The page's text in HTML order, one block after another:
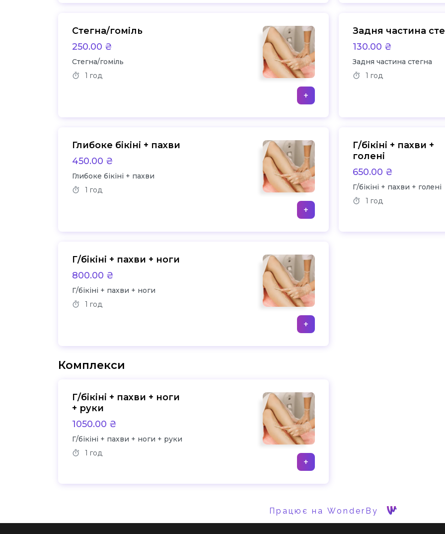
Стегна/гоміль
250.00 ₴
Стегна/гоміль
1 год
+
Задня частина
130.00 ₴
Задня частина стегна
1 год
Глибоке бікіні + пахви
450.00 ₴
Глибоке бікіні + пахви
1 год
+
Г/бікіні + пахви +
голені
650.00 ₴
Г/бікіні + пахви + голені
1 год
Г/бікіні + пахви + ноги
800.00 ₴
Г/бікіні + пахви + ноги
1 год
+
Комплекси
Г/бікіні + пахви + ноги
+ руки
1050.00 ₴
Г/бікіні + пахви + ноги + руки
1 год
+
Працює на WonderBy